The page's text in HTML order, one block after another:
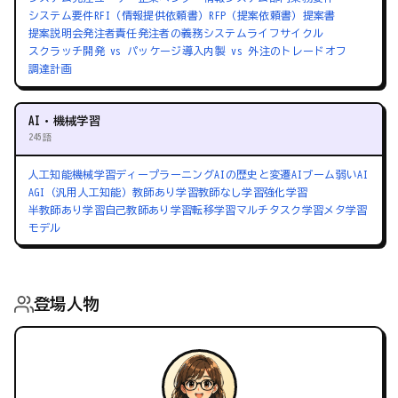
システム要件 RFI（情報提供依頼書） RFP（提案依頼書） 提案書
提案説明会発注者責任発注者の義務システムライフサイクル
スクラッチ開発 vs パッケージ導入 内製 vs 外注のトレードオフ
調達計画
AI・機械学習
245語
人工知能機械学習ディープラーニングAIの歴史と変遷AIブーム 弱いAI
AGI（汎用人工知能）教師あり学習教師なし学習強化学習
半教師あり学習自己教師あり学習転移学習マルチタスク学習メタ学習
モデル
登場人物